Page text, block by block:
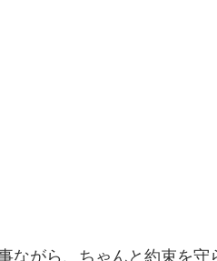
ながら、ちゃんと約束を守